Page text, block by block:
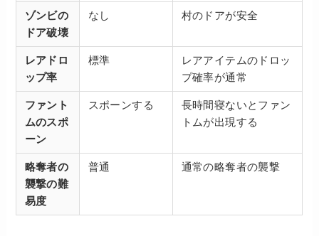
ゾンビの
ドア破壊
なし 村のドアが安全
レアドロ
ップ率
標準
レアアイテムのドロッ
プ確率が通常
ファント
ムのスポ
ーン
スポーンする
長時間寝ないとファン
トムが出現する
略奪者の
襲撃の難
易度
普通 通常の略奪者の襲撃